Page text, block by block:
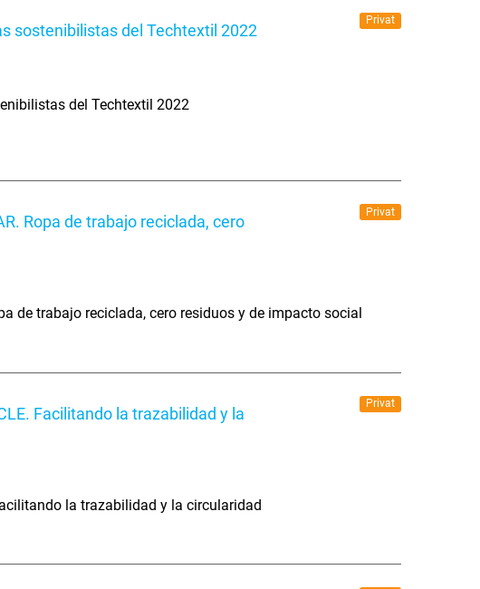
sostenibilistas del Techtextil 2022
Privat
del Techtextil 2022
Ropa de trabajo reciclada, cero
Privat
de trabajo reciclada, cero residuos y de impacto social
Facilitando la trazabilidad y la
Privat
la trazabilidad y la circularidad